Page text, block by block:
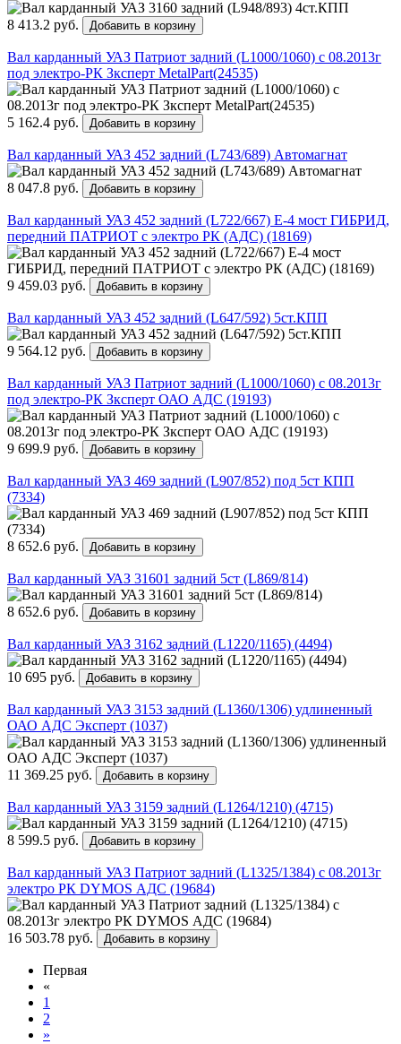
8 413.2 руб. Добавить в корзину
Вал карданный УАЗ Патриот задний (L1000/1060) с 08.2013г
под электро-РК Зксперт MetalPart(24535)
5 162.4 руб. Добавить в корзину
Вал карданный УАЗ 452 задний (L743/689) Автомагнат
8 047.8 руб. Добавить в корзину
Вал карданный УАЗ 452 задний (L722/667) Е-4 мост ГИБРИД,
передний ПАТРИОТ с электро РК (АДС) (18169)
9 459.03 руб. Добавить в корзину
Вал карданный УАЗ 452 задний (L647/592) 5ст.КПП
9 564.12 руб. Добавить в корзину
Вал карданный УАЗ Патриот задний (L1000/1060) с 08.2013г
под электро-РК Зксперт ОАО АДС (19193)
9 699.9 руб. Добавить в корзину
Вал карданный УАЗ 469 задний (L907/852) под 5ст КПП
(7334)
8 652.6 руб. Добавить в корзину
Вал карданный УАЗ 31601 задний 5ст (L869/814)
8 652.6 руб. Добавить в корзину
Вал карданный УАЗ 3162 задний (L1220/1165) (4494)
10 695 руб. Добавить в корзину
Вал карданный УАЗ 3153 задний (L1360/1306) удлиненный
ОАО АДС Эксперт (1037)
11 369.25 руб. Добавить в корзину
Вал карданный УАЗ 3159 задний (L1264/1210) (4715)
8 599.5 руб. Добавить в корзину
Вал карданный УАЗ Патриот задний (L1325/1384) с 08.2013г
электро РК DYMOS АДС (19684)
16 503.78 руб. Добавить в корзину
Первая
«
1
2
»